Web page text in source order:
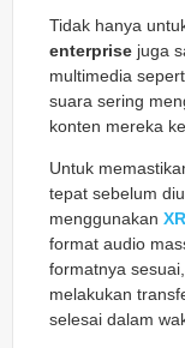
Tidak hanya
enterprise juga
multimedia
suara sering
konten mereka
Untuk
tepat sebelum
menggunakan
format audio
formatnya
melakukan
selesai dalam